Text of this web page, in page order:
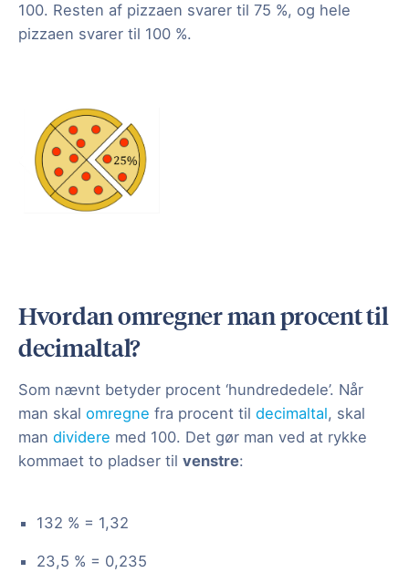
100. Resten af pizzaen svarer til 75 %, og hele
pizzaen svarer til 100 %.
Hvordan omregner man procent til
decimaltal?
Som nævnt betyder procent ‘hundrededele’. Når
man skal omregne fra procent til decimaltal, skal
man dividere med 100. Det gør man ved at rykke
kommaet to pladser til venstre:
132 % = 1,32
23,5 % = 0,235